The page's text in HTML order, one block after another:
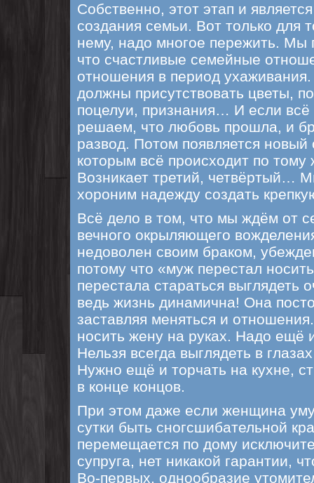
Собственно, этот этап и
создания семьи. Вот только для
нему, надо многое пережить. Мы
что счастливые семейные
отношения в период
должны присутствовать цветы,
поцелуи, признания… И если всё
решаем, что любовь прошла, и
развод. Потом появляется новый
которым всё происходит по
Возникает третий, четвёртый…
хороним надежду создать
Всё дело в том, что мы ждём от
вечного окрыляющего
недоволен своим браком,
потому что «муж перестал
перестала стараться выглядеть
ведь жизнь динамична! Она
заставляя меняться и
носить жену на руках. Надо ещё
Нельзя всегда выглядеть в
Нужно ещё и торчать на кухне,
в конце концов.
При этом даже если женщина
сутки быть сногсшибательной
перемещается по дому
супруга, нет никакой гарантии,
Во-первых, однообразие